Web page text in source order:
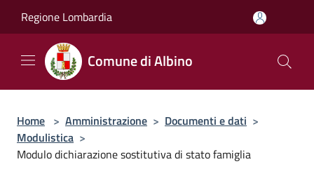
Regione Lombardia
Comune di Albino
Home > Amministrazione > Documenti e dati >
Modulistica >
Modulo dichiarazione sostitutiva di stato famiglia